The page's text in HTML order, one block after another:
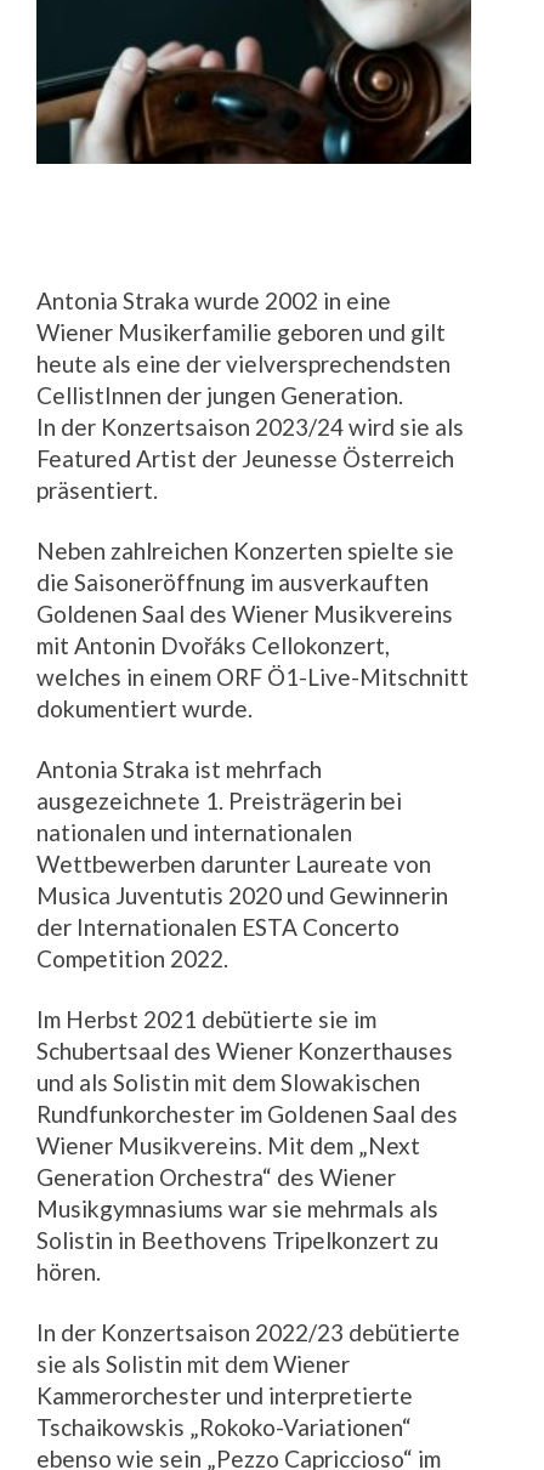
Antonia Straka wurde 2002 in eine
Wiener Musikerfamilie geboren und gilt
heute als eine der vielversprechendsten
CellistInnen der jungen Generation.
In der Konzertsaison 2023/24 wird sie als
Featured Artist der Jeunesse Österreich
präsentiert.
Neben zahlreichen Konzerten spielte sie
die Saisoneröffnung im ausverkauften
Goldenen Saal des Wiener Musikvereins
mit Antonin Dvořáks Cellokonzert,
welches in einem ORF Ö1-Live-Mitschnitt
dokumentiert wurde.
Antonia Straka ist mehrfach
ausgezeichnete 1. Preisträgerin bei
nationalen und internationalen
Wettbewerben darunter Laureate von
Musica Juventutis 2020 und Gewinnerin
der Internationalen ESTA Concerto
Competition 2022.
Im Herbst 2021 debütierte sie im
Schubertsaal des Wiener Konzerthauses
und als Solistin mit dem Slowakischen
Rundfunkorchester im Goldenen Saal des
Wiener Musikvereins. Mit dem „Next
Generation Orchestra“ des Wiener
Musikgymnasiums war sie mehrmals als
Solistin in Beethovens Tripelkonzert zu
hören.
In der Konzertsaison 2022/23 debütierte
sie als Solistin mit dem Wiener
Kammerorchester und interpretierte
Tschaikowskis „Rokoko-Variationen“
ebenso wie sein „Pezzo Capriccioso“ im